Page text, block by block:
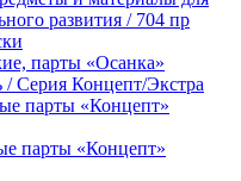
развития / 704 пр
парты «Осанка»
Серия Концепт/Экстра
парты «Концепт»
парты «Концепт»